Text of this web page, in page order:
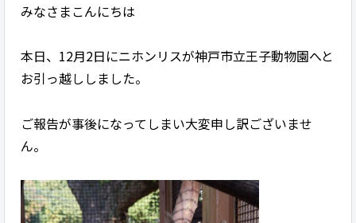
みなさまこんにちは
本日、12月2日にニホンリスが神戸市立王子動物園へと
お引っ越ししました。
ご報告が事後になってしまい大変申し訳ございませ
ん。